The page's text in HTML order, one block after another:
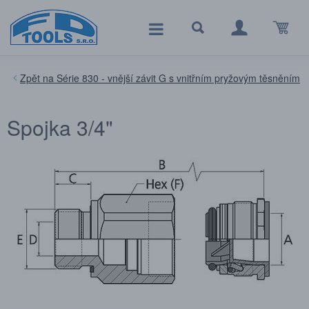
Série 830 - vnější závit G s vnitřním pryžovým těsněním
Spojka 3/4"